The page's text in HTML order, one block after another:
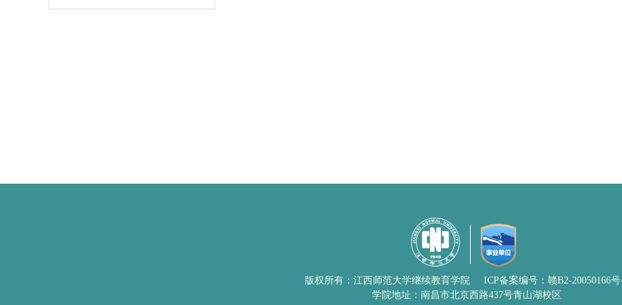
版权所有：江西师范大学继续教育学院
ICP备案编号：赣B2-20050166号
学院地址：南昌市北京西路437号青山湖校区